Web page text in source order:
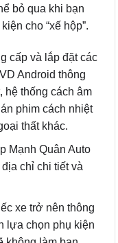
bỏ qua khi bạn
cho “xế hộp”.
cấp và lắp đặt các
Android thông
hệ thống cách âm
phim cách nhiệt
thất khác.
Mạnh Quân Auto
chỉ chi tiết và
xe trở nên thông
lựa chọn phụ kiện